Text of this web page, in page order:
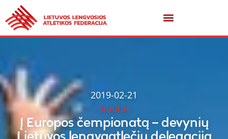
2019-02-21
Srautas
Į Europos čempionatą – devynių